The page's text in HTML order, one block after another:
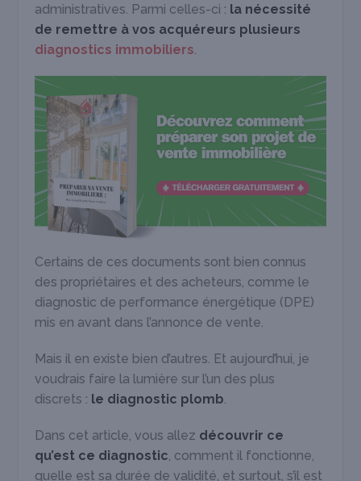
administratives. Parmi celles-ci : la nécessité
de remettre à vos acquéreurs plusieurs
diagnostics immobiliers
Certains de ces documents sont bien connus
des propriétaires et des acheteurs, comme le
diagnostic de performance énergétique (DPE)
mis en avant dans l’annonce de vente.
Mais il en existe bien d’autres. Et aujourd’hui, je
voudrais faire la lumière sur l’un des plus
discrets : le diagnostic plomb.
Dans cet article, vous allez découvrir ce
qu’est ce diagnostic, comment il fonctionne,
quelle est sa durée de validité, et surtout, s’il est